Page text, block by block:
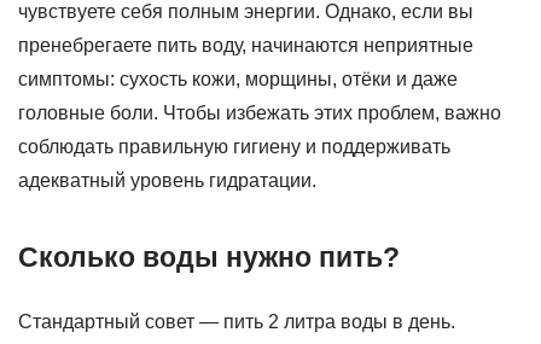
чувствуете себя полным энергии. Однако, если вы
пренебрегаете пить воду, начинаются неприятные
симптомы: сухость кожи, морщины, отёки и даже
головные боли. Чтобы избежать этих проблем, важно
соблюдать правильную гигиену и поддерживать
адекватный уровень гидратации.
Сколько воды нужно пить?
Стандартный совет — пить 2 литра воды в день.